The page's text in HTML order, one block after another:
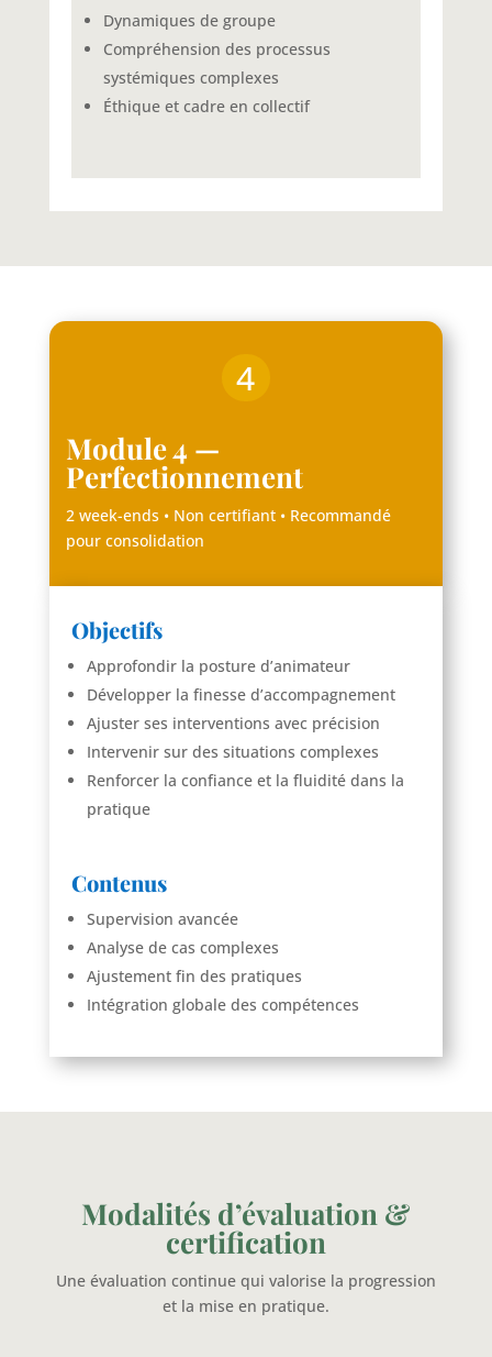
Dynamiques de groupe
Compréhension des processus
systémiques complexes
Éthique et cadre en collectif
4
Module 4 —
Perfectionnement
2 week-ends • Non certifiant • Recommandé
pour consolidation
Objectifs
Approfondir la posture d’animateur
Développer la finesse d’accompagnement
Ajuster ses interventions avec précision
Intervenir sur des situations complexes
Renforcer la confiance et la fluidité dans la
pratique
Contenus
Supervision avancée
Analyse de cas complexes
Ajustement fin des pratiques
Intégration globale des compétences
Modalités d’évaluation &
certification
Une évaluation continue qui valorise la progression
et la mise en pratique.